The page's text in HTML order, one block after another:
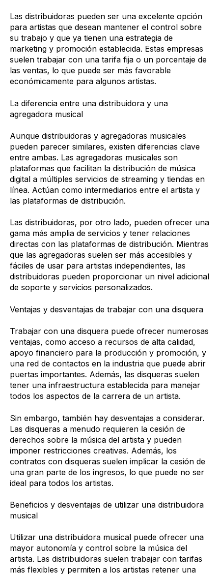
Las distribuidoras pueden ser una excelente opción
para artistas que desean mantener el control sobre
su trabajo y que ya tienen una estrategia de
marketing y promoción establecida. Estas empresas
suelen trabajar con una tarifa fija o un porcentaje de
las ventas, lo que puede ser más favorable
económicamente para algunos artistas.
La diferencia entre una distribuidora y una
agregadora musical
Aunque distribuidoras y agregadoras musicales
pueden parecer similares, existen diferencias clave
entre ambas. Las agregadoras musicales son
plataformas que facilitan la distribución de música
digital a múltiples servicios de streaming y tiendas en
línea. Actúan como intermediarios entre el artista y
las plataformas de distribución.
Las distribuidoras, por otro lado, pueden ofrecer una
gama más amplia de servicios y tener relaciones
directas con las plataformas de distribución. Mientras
que las agregadoras suelen ser más accesibles y
fáciles de usar para artistas independientes, las
distribuidoras pueden proporcionar un nivel adicional
de soporte y servicios personalizados.
Ventajas y desventajas de trabajar con una disquera
Trabajar con una disquera puede ofrecer numerosas
ventajas, como acceso a recursos de alta calidad,
apoyo financiero para la producción y promoción, y
una red de contactos en la industria que puede abrir
puertas importantes. Además, las disqueras suelen
tener una infraestructura establecida para manejar
todos los aspectos de la carrera de un artista.
Sin embargo, también hay desventajas a considerar.
Las disqueras a menudo requieren la cesión de
derechos sobre la música del artista y pueden
imponer restricciones creativas. Además, los
contratos con disqueras suelen implicar la cesión de
una gran parte de los ingresos, lo que puede no ser
ideal para todos los artistas.
Beneficios y desventajas de utilizar una distribuidora
musical
Utilizar una distribuidora musical puede ofrecer una
mayor autonomía y control sobre la música del
artista. Las distribuidoras suelen trabajar con tarifas
más flexibles y permiten a los artistas retener una